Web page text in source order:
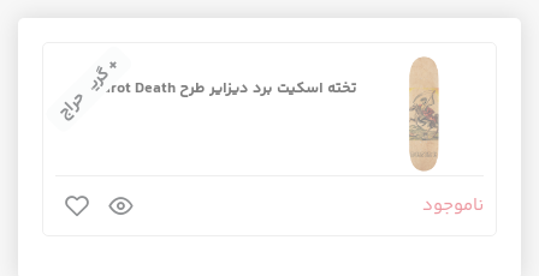
تخته اسکیت برد دیزایر طرح Tarot Death
ناموجود
+ گریپ‌تیپ
حراج